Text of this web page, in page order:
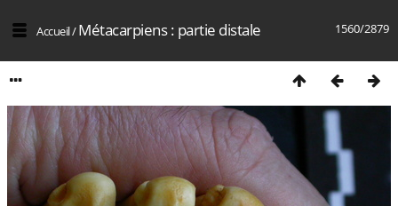
1560/2879
Accueil/Métacarpiens : partie distale